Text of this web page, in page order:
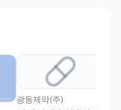
광동제약(주)